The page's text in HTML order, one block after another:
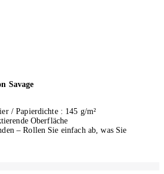
Savage
/ Papierdichte : 145 g/m²
Oberfläche
– Rollen Sie einfach ab, was Sie